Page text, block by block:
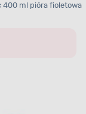
400 ml pióra fioletowa